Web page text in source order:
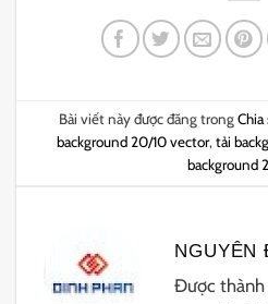
Bài viết này được đăng trongChia
background 20/10 vector,tải
background
NGUYÊN
Được